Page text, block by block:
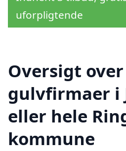
uforpligtende
Oversigt over
gulvfirmaer i
eller hele
kommune